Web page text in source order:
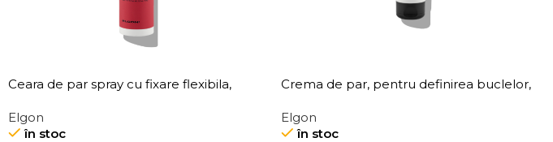
Ceara de par spray cu fixare flexibila,
Elgon
în stoc
Crema de par, pentru definirea buclelor,
Elgon
în stoc